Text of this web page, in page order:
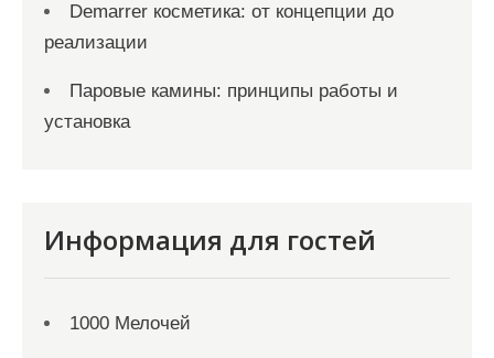
Demarrer косметика: от концепции до
реализации
Паровые камины: принципы работы и
установка
Информация для гостей
1000 Мелочей